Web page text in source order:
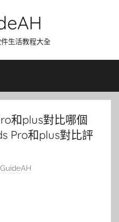
生活教程大全
和plus對比哪個
Pro和plus對比評
GuideAH